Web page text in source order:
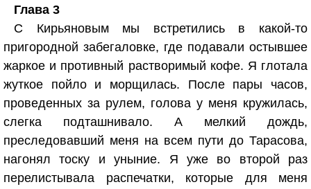
Глава 3
С Кирьяновым мы встретились в какой-то
пригородной забегаловке, где подавали остывшее
жаркое и противный растворимый кофе. Я глотала
жуткое пойло и морщилась. После пары часов,
проведенных за рулем, голова у меня кружилась,
слегка подташнивало. А мелкий дождь,
преследовавший меня на всем пути до Тарасова,
нагонял тоску и уныние. Я уже во второй раз
перелистывала распечатки, которые для меня